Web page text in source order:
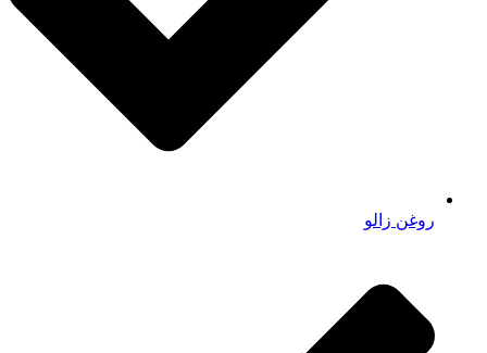
روغن زالو